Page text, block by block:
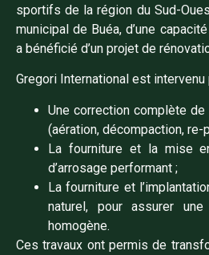
sportifs de la région du Sud-
municipal de Buéa, d’une
a bénéficié d’un projet de
Gregori International est intervenu
Une correction complète
(aération, décompaction, re-
La fourniture et la mise
d’arrosage performant ;
La fourniture et
naturel, pour assurer
homogène.
Ces travaux ont permis de